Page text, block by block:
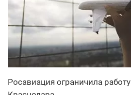
Росавиация ограничила